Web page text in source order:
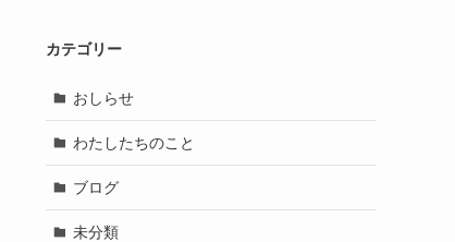
カテゴリー
おしらせ
わたしたちのこと
ブログ
未分類